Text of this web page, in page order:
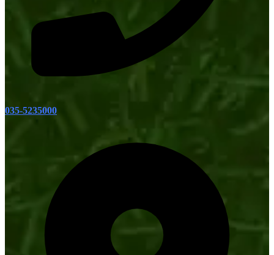
035-5235000